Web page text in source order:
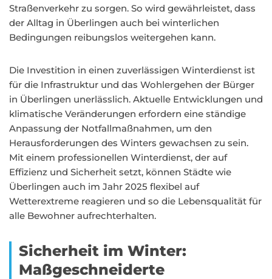
Straßenverkehr zu sorgen. So wird gewährleistet, dass
der Alltag in Überlingen auch bei winterlichen
Bedingungen reibungslos weitergehen kann.
Die Investition in einen zuverlässigen Winterdienst ist
für die Infrastruktur und das Wohlergehen der Bürger
in Überlingen unerlässlich. Aktuelle Entwicklungen und
klimatische Veränderungen erfordern eine ständige
Anpassung der Notfallmaßnahmen, um den
Herausforderungen des Winters gewachsen zu sein.
Mit einem professionellen Winterdienst, der auf
Effizienz und Sicherheit setzt, können Städte wie
Überlingen auch im Jahr 2025 flexibel auf
Wetterextreme reagieren und so die Lebensqualität für
alle Bewohner aufrechterhalten.
Sicherheit im Winter:
Maßgeschneiderte